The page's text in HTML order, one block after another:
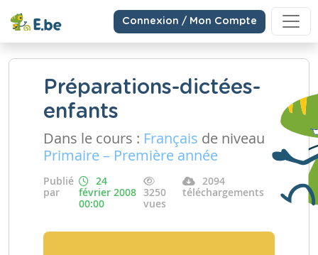
Connexion / Mon Compte
Préparations-dictées-
enfants
Dans le cours : Français de niveau
Primaire – Première année
Publié
par
24
février 2008
00:00
3250
vues
2094
téléchargements